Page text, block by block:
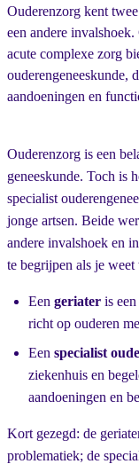
Ouderenzorg kent
een andere
acute complexe zorg
ouderengeneeskunde,
aandoeningen en
Ouderenzorg is een
geneeskunde. Toch is
specialist
jonge artsen. Beide
andere invalshoek en
te begrijpen als je
Een geriater is
richt op ouderen
Een specialist
ziekenhuis en
aandoeningen en
Kort gezegd: de
problematiek; de